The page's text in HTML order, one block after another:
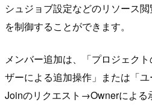
シュジョブ設定などのリソース
を制御することができます。
メンバー追加は、「プロジェク
ザーによる追加操作」または「
Joinのリクエスト→Ownerによる